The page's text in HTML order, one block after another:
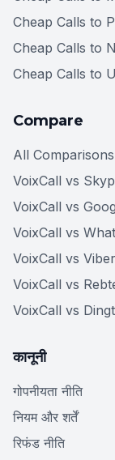
Cheap Calls to
Cheap Calls to
Cheap Calls to
Compare
All Comparisons
VoixCall vs
VoixCall vs
VoixCall vs
VoixCall vs
VoixCall vs
VoixCall vs
कानूनी
गोपनीयता नीति
नियम और शर्तें
रिफंड नीति